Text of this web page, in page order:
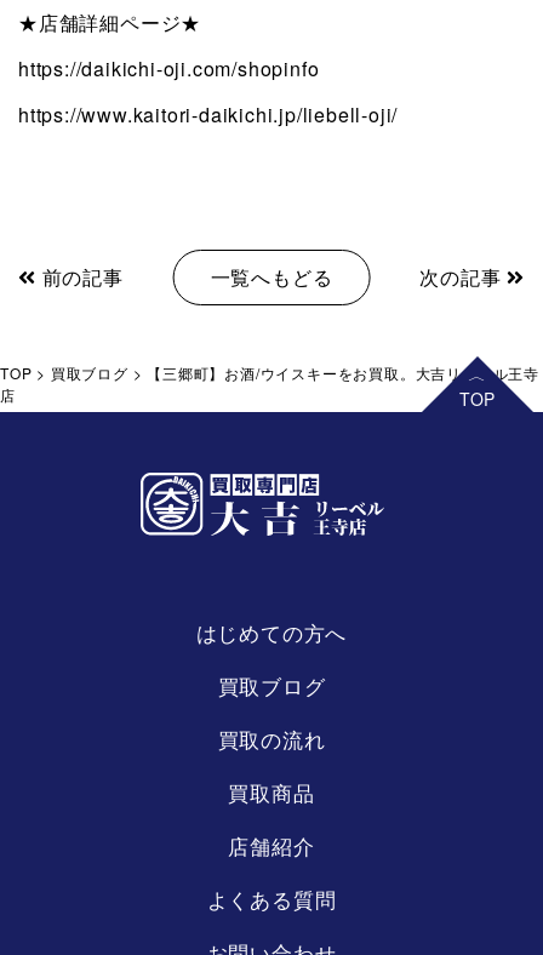
★店舗詳細ページ★
https://daikichi-oji.com/shopinfo
https://www.kaitori-daikichi.jp/liebell-oji/
前の記事 一覧へもどる 次の記事
TOP > 買取ブログ >
【三郷町】お酒/ウイスキーをお買取。大吉リーベル王寺
店
リーベル
王寺店
はじめての方へ
買取ブログ
買取の流れ
買取商品
店舗紹介
よくある質問